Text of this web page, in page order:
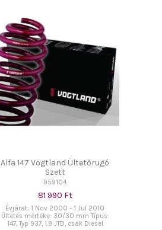
Alfa 147 Vogtland Ültetőrugó
Szett
959104
81 990 Ft
Évjárat: 1 Nov 2000 - 1 Jul 2010
Ültetés mértéke: 30/30 mm Típus:
147, Typ 937, 1.9 JTD, csak Diesel